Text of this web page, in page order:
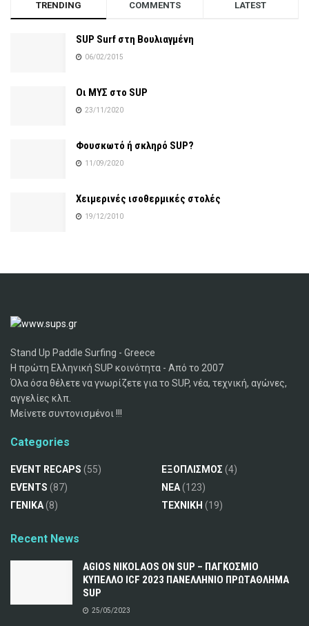
TRENDING COMMENTS LATEST
SUP Surf στη Βουλιαγμένη
06/02/2015
Οι ΜΥΣ στο SUP
23/11/2020
Φουσκωτό ή σκληρό SUP?
11/09/2020
Χειμερινές ισοθερμικές στολές
19/12/2010
Stand Up Paddle Surfing - Greece
Η πρώτη Ελληνική SUP κοινότητα - Από το 2007
Όλα όσα θέλετε να γνωρίζετε για το SUP, νέα, τεχνική, αγώνες,
αγγελίες κλπ.
Μείνετε συντονισμένοι !!!
Categories
EVENT RECAPS (55)
EVENTS (87)
ΓΕΝΙΚΑ(8)
ΕΞΟΠΛΙΣΜΟΣ (4)
ΝΕΑ(123)
ΤΕΧΝΙΚΗ (19)
Recent News
AGIOS NIKOLAOS ON SUP – ΠΑΓΚΟΣΜΙΟ
ΚΥΠΕΛΛΟ ICF 2023 ΠΑΝΕΛΛΗΝΙΟ ΠΡΩΤΑΘΛΗΜΑ
SUP
25/05/2023